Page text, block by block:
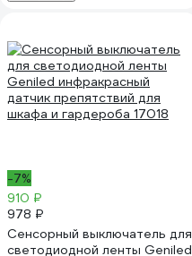
-7%
910 ₽
978 ₽
Сенсорный выключатель для
светодиодной ленты Geniled